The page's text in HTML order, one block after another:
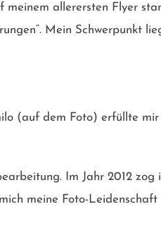
meinem allerersten Flyer
Mein Schwerpunkt
(auf dem Foto) erfüllte
Im Jahr 2012 zog
meine Foto-